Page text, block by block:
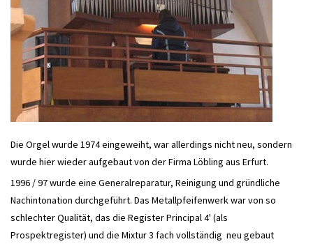
Die Orgel wurde 1974 eingeweiht, war allerdings nicht neu, sondern
wurde hier wieder aufgebaut von der Firma Löbling aus Erfurt.
1996 / 97 wurde eine Generalreparatur, Reinigung und gründliche
Nachintonation durchgeführt. Das Metallpfeifenwerk war von so
schlechter Qualität, das die Register Principal 4' (als
Prospektregister) und die Mixtur 3 fach vollständig neu gebaut